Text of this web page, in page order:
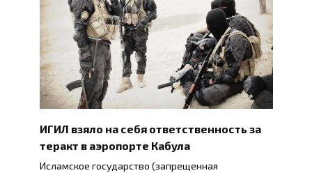
ИГИЛ взяло на себя ответственность за
теракт в аэропорте Кабула
Исламское государство (запрещенная